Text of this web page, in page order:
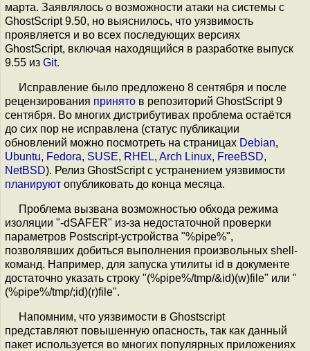
марта. Заявлялось о возможности атаки на системы с
GhostScript 9.50, но выяснилось, что уязвимость
проявляется и во всех последующих версиях
GhostScript, включая находящийся в разработке выпуск
9.55 из Git.
Исправление было предложено 8 сентября и после
рецензирования принято в репозиторий GhostScript 9
сентября. Во многих дистрибутивах проблема остаётся
до сих пор не исправлена (статус публикации
обновлений можно посмотреть на страницах Debian,
Ubuntu, Fedora, SUSE, RHEL, Arch Linux, FreeBSD,
NetBSD). Релиз GhostScript с устранением уязвимости
планируют опубликовать до конца месяца.
Проблема вызвана возможностью обхода режима
изоляции "-dSAFER" из-за недостаточной проверки
параметров Postscript-устройства "%pipe%",
позволявших добиться выполнения произвольных shell-
команд. Например, для запуска утилиты id в документе
достаточно указать строку "(%pipe%/tmp/&id)(w)file" или "
(%pipe%/tmp/;id)(r)file".
Напомним, что уязвимости в Ghostscript
представляют повышенную опасность, так как данный
пакет используется во многих популярных приложениях